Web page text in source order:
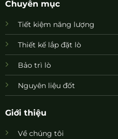
Chuyên mục
Tiết kiệm năng lượng
Thiết kế lắp đặt lò
Bảo trì lò
Nguyên liệu đốt
Giới thiệu
Về chúng tôi